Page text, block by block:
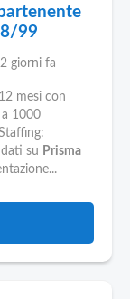
99
2 giorni fa
mesi con
1000
su Prisma